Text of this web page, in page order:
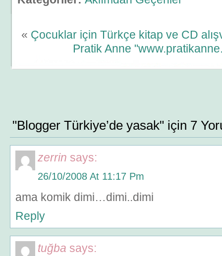
« Çocuklar için Türkçe kitap ve CD
Pratik Anne
"Blogger Türkiye’de yasak" için 7
zerrin says:
26/10/2008 At 11:17 Pm
ama komik dimi…dimi..dimi
Reply
tuğba says: